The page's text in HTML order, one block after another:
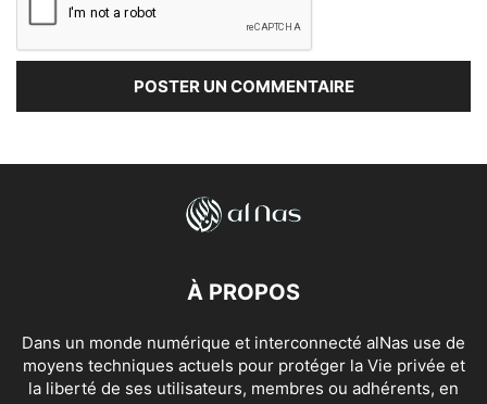
À PROPOS
Dans un monde numérique et interconnecté alNas use de
moyens techniques actuels pour protéger la Vie privée et
la liberté de ses utilisateurs, membres ou adhérents, en